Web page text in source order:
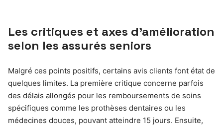
Les critiques et axes d’amélioration
selon les assurés seniors
Malgré ces points positifs, certains avis clients font état de
quelques limites. La première critique concerne parfois
des délais allongés pour les remboursements de soins
spécifiques comme les prothèses dentaires ou les
médecines douces, pouvant atteindre 15 jours. Ensuite,